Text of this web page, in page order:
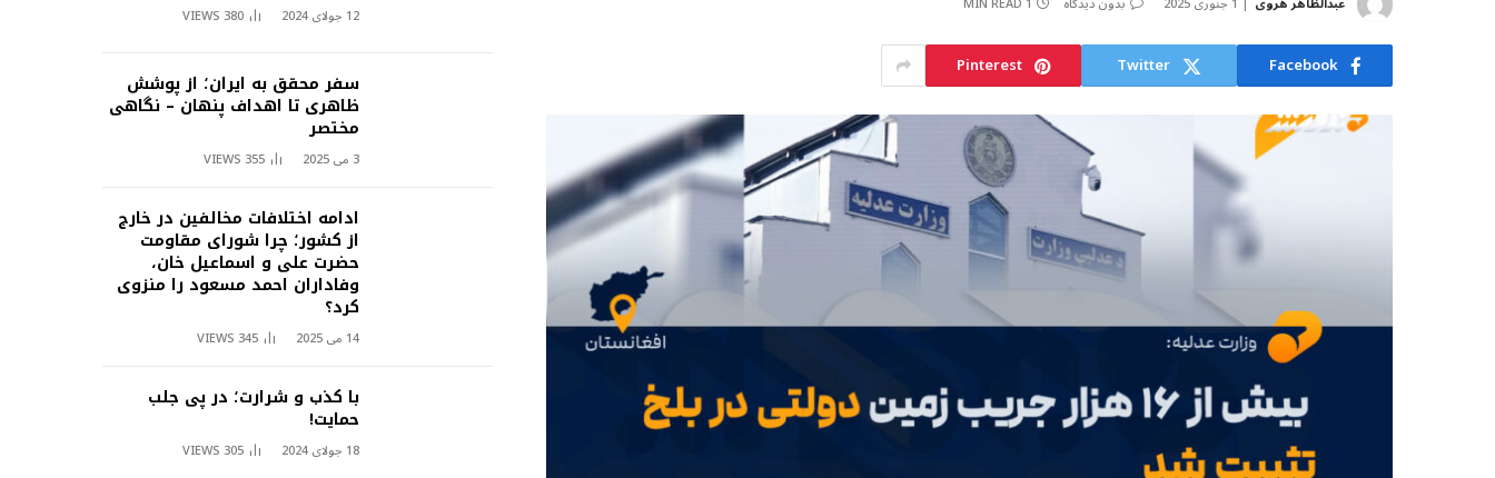
Facebook
Twitter
Pinterest
12 جولای 2024 380
VIEWS
سفر محقق به ایران؛ از پوشش
ظاهری تا اهداف پنهان – نگاهی
مختصر
3 می 2025 355
VIEWS
ادامه اختلافات مخالفین در خارج
از کشور؛ چرا شورای مقاومت
حضرت علی و اسماعیل خان،
وفاداران احمد مسعود را منزوی
کرد؟
14 می 2025 345
VIEWS
با کذب و شرارت؛ در پی جلب
حمایت!
18 جولای 2024 305
VIEWS